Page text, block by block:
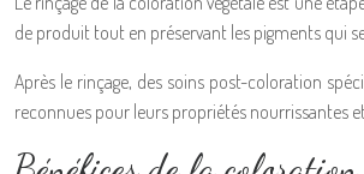
de produit tout en préservant les pigments qui
Après le rinçage, des soins post-coloration
reconnues pour leurs propriétés nourrissantes